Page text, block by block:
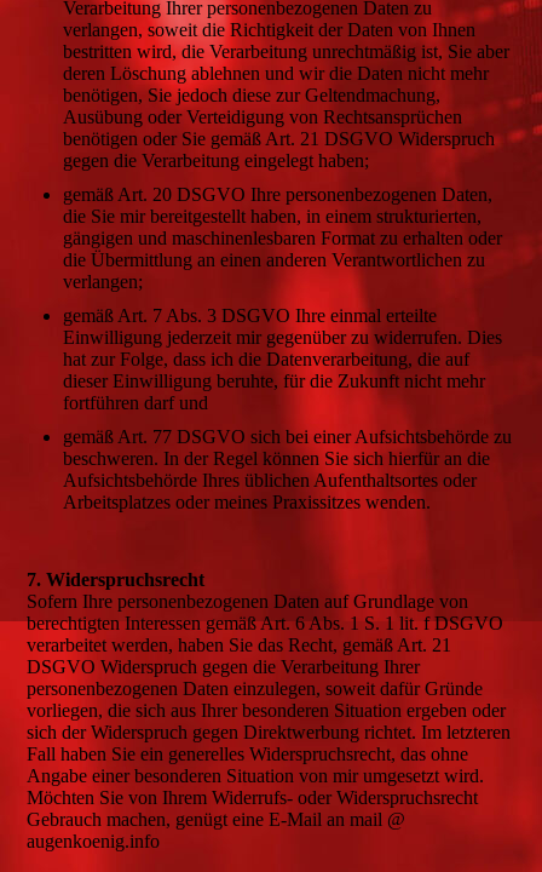
Verarbeitung Ihrer personenbezogenen Daten zu
verlangen, soweit die Richtigkeit der Daten von Ihnen
bestritten wird, die Verarbeitung unrechtmäßig ist, Sie aber
deren Löschung ablehnen und wir die Daten nicht mehr
benötigen, Sie jedoch diese zur Geltendmachung,
Ausübung oder Verteidigung von Rechtsansprüchen
benötigen oder Sie gemäß Art. 21 DSGVO Widerspruch
gegen die Verarbeitung eingelegt haben;
gemäß Art. 20 DSGVO Ihre personenbezogenen Daten,
die Sie mir bereitgestellt haben, in einem strukturierten,
gängigen und maschinenlesbaren Format zu erhalten oder
die Übermittlung an einen anderen Verantwortlichen zu
verlangen;
gemäß Art. 7 Abs. 3 DSGVO Ihre einmal erteilte
Einwilligung jederzeit mir gegenüber zu widerrufen. Dies
hat zur Folge, dass ich die Datenverarbeitung, die auf
dieser Einwilligung beruhte, für die Zukunft nicht mehr
fortführen darf und
gemäß Art. 77 DSGVO sich bei einer Aufsichtsbehörde zu
beschweren. In der Regel können Sie sich hierfür an die
Aufsichtsbehörde Ihres üblichen Aufenthaltsortes oder
Arbeitsplatzes oder meines Praxissitzes wenden.
7. Widerspruchsrecht
Sofern Ihre personenbezogenen Daten auf Grundlage von
berechtigten Interessen gemäß Art. 6 Abs. 1 S. 1 lit. f DSGVO
verarbeitet werden, haben Sie das Recht, gemäß Art. 21
DSGVO Widerspruch gegen die Verarbeitung Ihrer
personenbezogenen Daten einzulegen, soweit dafür Gründe
vorliegen, die sich aus Ihrer besonderen Situation ergeben oder
sich der Widerspruch gegen Direktwerbung richtet. Im letzteren
Fall haben Sie ein generelles Widerspruchsrecht, das ohne
Angabe einer besonderen Situation von mir umgesetzt wird.
Möchten Sie von Ihrem Widerrufs- oder Widerspruchsrecht
Gebrauch machen, genügt eine E-Mail an mail @
augenkoenig.info